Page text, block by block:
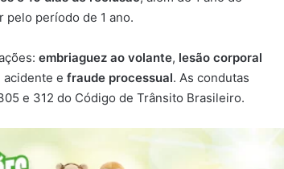
período de 1 ano.
embriaguez ao volante, lesão corporal
acidente e fraude processual. As condutas
e 312 do Código de Trânsito Brasileiro.